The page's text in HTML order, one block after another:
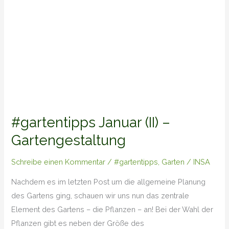
#gartentipps Januar (II) –
Gartengestaltung
Schreibe einen Kommentar /#gartentipps Garten / INSA
Nachdem es im letzten Post um die allgemeine Planung
des Gartens ging, schauen wir uns nun das zentrale
Element des Gartens – die Pflanzen – an! Bei der Wahl der
Pflanzen gibt es neben der Größe des